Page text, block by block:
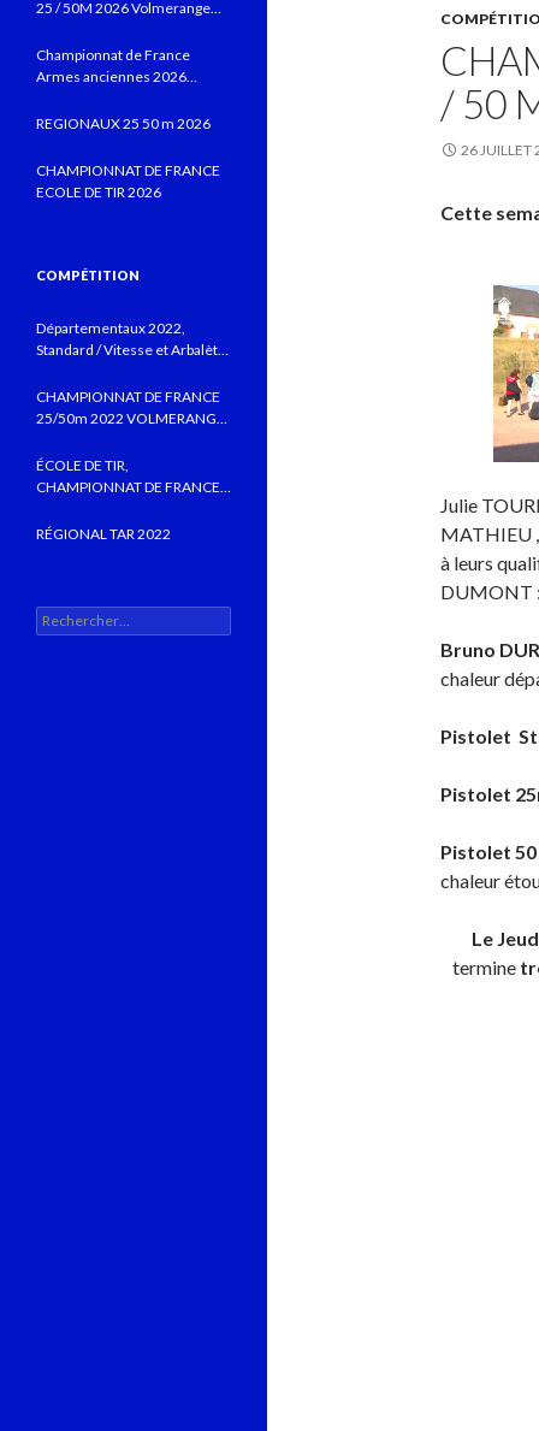
/ 50
26 JUILLET
Cette
Julie
MATHIEU
à leurs
DUMONT :
Bruno
chaleur
Pistolet
Pistolet
Pistolet 50
chaleur
Le
termine
25 / 50M 2026 Volmerange
Championnat de France
Armes anciennes 2026
REGIONAUX 25 50 m 2026
CHAMPIONNAT DE FRANCE
ECOLE DE TIR 2026
COMPÉTITION
Départementaux 2022,
Standard / Vitesse et Arbalète
TSB
CHAMPIONNAT DE FRANCE
25/50m 2022 VOLMERANGE
ÉCOLE DE TIR,
CHAMPIONNAT DE FRANCE
BELLES PERFORMANCES
RÉGIONAL TAR 2022
Rechercher :